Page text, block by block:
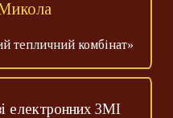
тепличний комбінат»
електронних ЗМІ